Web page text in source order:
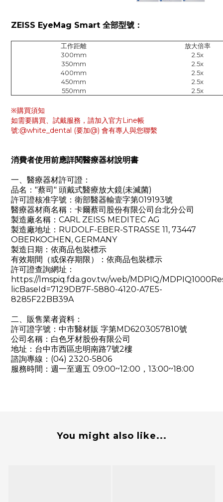
ZEISS EyeMag Smart 全部型號：
工作距離
放大倍率
300mm
2.5x
350mm
2.5x
400mm
2.5x
450mm
2.5x
550mm
2.5x
※購買須知
如需要購買、試戴服務， 請加入官方Line帳
號:@white_dental (要加@) 會有專人與您聯繫
消費者使用前應詳閱醫療器材說明書
一、醫療器材許可證：
品名："蔡司" 頭戴式醫療放大鏡(未滅菌)
許可證核准字號：衛部醫器輸壹字第019193號
醫療器材商名稱：卡爾蔡司股份有限公司台北分公司
製造廠名稱：CARL ZEISS MEDITEC AG
製造廠地址：RUDOLF-EBER-STRASSE 11, 73447
OBERKOCHEN, GERMANY
製造日期：依商品包裝標示
有效期間（或保存期限）：依商品包裝標示
許可證查詢網址：
https://lmspiq.fda.gov.tw/web/MDPIQ/
licBaseId=7129DB7F-5880-4120-A7E5-
8285F22BB39A
二、販售業者資料：
許可證字號： 中市醫材販 字第MD6203057810號
公司名稱：白色牙材股份有限公司
地址：台中市西區忠明南路7號2樓
諮詢專線：(04) 2320-5806
服務時間：週一至週五 09:00~12:00，13:00~18:00
You might also like...